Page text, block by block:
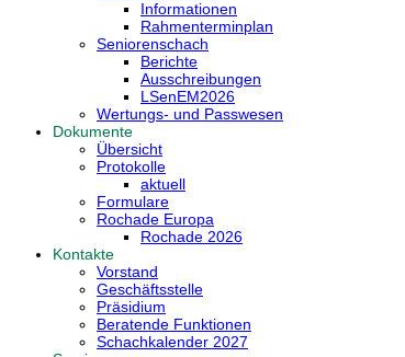
Informationen
Rahmenterminplan
Seniorenschach
Berichte
Ausschreibungen
LSenEM2026
Wertungs- und Passwesen
Dokumente
Übersicht
Protokolle
aktuell
Formulare
Rochade Europa
Rochade 2026
Kontakte
Vorstand
Geschäftsstelle
Präsidium
Beratende Funktionen
Schachkalender 2027